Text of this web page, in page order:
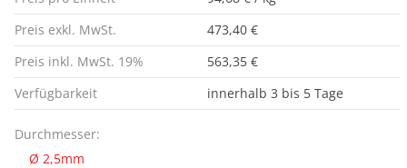
Preis exkl. MwSt.
473,40 €
Preis inkl. MwSt. 19%
563,35 €
Verfügbarkeit
innerhalb 3 bis 5 Tage
Durchmesser:
Ø 2,5mm